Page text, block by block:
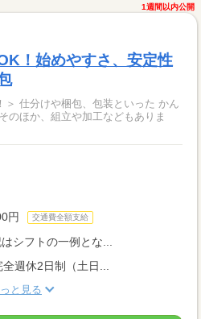
1週間以内公開
！始めやすさ、安定性
かん
のほか、組立や加工などもありま
円 交通費全額支給
シフトの一例とな...
週休2日制（土日...
と見る